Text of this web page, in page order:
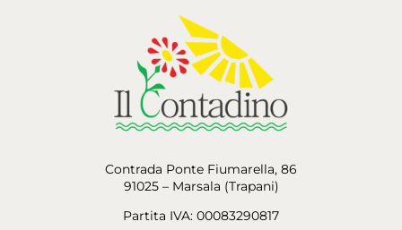
Contrada Ponte Fiumarella, 86
91025 – Marsala (Trapani)
Partita IVA: 00083290817